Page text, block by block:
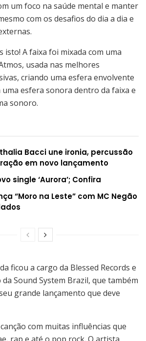
um foco na saúde mental e manter
com os desafios do dia a dia e
isto! A faixa foi mixada com uma
usada nas melhores
criando uma esfera envolvente
uma esfera sonora dentro da faixa e
sonoro.
Bacci une ironia, percussão
em novo lançamento
single ‘Aurora’; Confira
“Moro na Leste” com MC Negão
ficou a cargo da Blessed Records e
Sound System Brazil, que também
grande lançamento que deve
com muitas influências que